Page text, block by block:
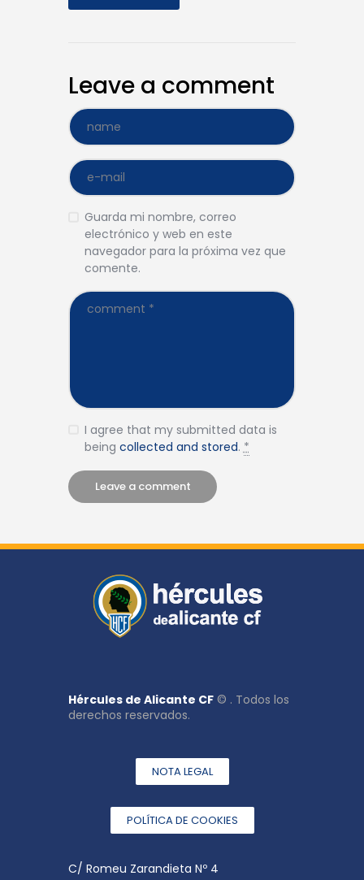
Leave a comment
Guarda mi nombre, correo
electrónico y web en este
navegador para la próxima vez que
comente.
I agree that my submitted data is
being collected and stored. *
Hércules de Alicante CF © . Todos los
derechos reservados.
NOTA LEGAL
POLÍTICA DE COOKIES
C/ Romeu Zarandieta Nº 4